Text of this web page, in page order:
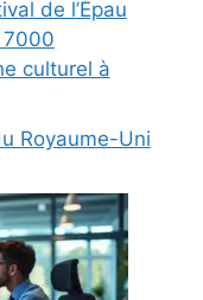
de l’Épau
7000
culturel à
Royaume-Uni